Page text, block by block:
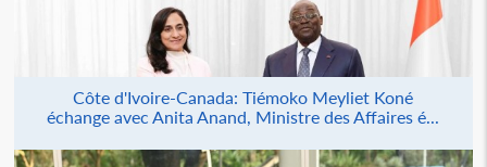
Côte d'Ivoire-Canada: Tiémoko Meyliet Koné
échange avec Anita Anand, Ministre des Affaires é...